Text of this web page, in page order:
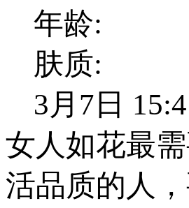
年龄:
肤质:
3月7日
女人如花最
活品质的人